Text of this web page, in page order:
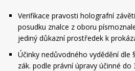
Verifikace pravosti holografní
posudku znalce z oboru
jediný důkazní prostředek k
Účinky nedůvodného vydědění dle
zák. podle právní úpravy účinné do